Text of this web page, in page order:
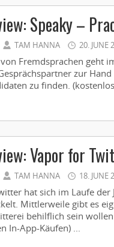
Speaky –
TAM HANNA 20. JUNE
Fremdsprachen geht
zur
zu finden.
Vapor for
TAM HANNA 18. JUNE
hat sich im Laufe
Mittlerweile gibt es
behilflich sein
In-App-Käufen) ...